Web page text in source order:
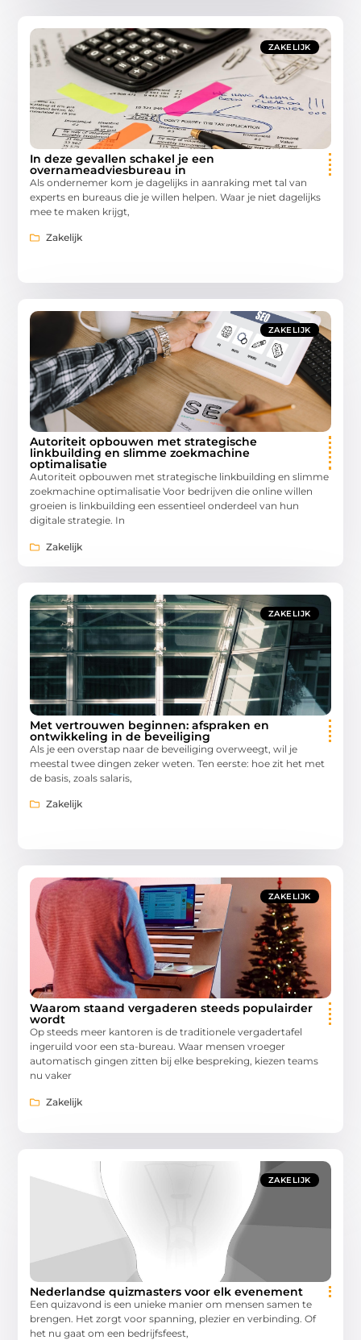
ZAKELIJK
In deze gevallen schakel je een
overnameadviesbureau in
Als ondernemer kom je dagelijks in aanraking met tal van
experts en bureaus die je willen helpen. Waar je niet dagelijks
mee te maken krijgt,
Zakelijk
ZAKELIJK
Autoriteit opbouwen met strategische
linkbuilding en slimme zoekmachine
optimalisatie
Autoriteit opbouwen met strategische linkbuilding en slimme
zoekmachine optimalisatie Voor bedrijven die online willen
groeien is linkbuilding een essentieel onderdeel van hun
digitale strategie. In
Zakelijk
ZAKELIJK
Met vertrouwen beginnen: afspraken en
ontwikkeling in de beveiliging
Als je een overstap naar de beveiliging overweegt, wil je
meestal twee dingen zeker weten. Ten eerste: hoe zit het met
de basis, zoals salaris,
Zakelijk
ZAKELIJK
Waarom staand vergaderen steeds populairder
wordt
Op steeds meer kantoren is de traditionele vergadertafel
ingeruild voor een sta-bureau. Waar mensen vroeger
automatisch gingen zitten bij elke bespreking, kiezen teams
nu vaker
Zakelijk
ZAKELIJK
Nederlandse quizmasters voor elk evenement
Een quizavond is een unieke manier om mensen samen te
brengen. Het zorgt voor spanning, plezier en verbinding. Of
het nu gaat om een bedrijfsfeest,